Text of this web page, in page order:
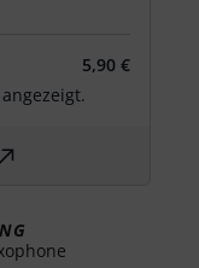
5,90 €